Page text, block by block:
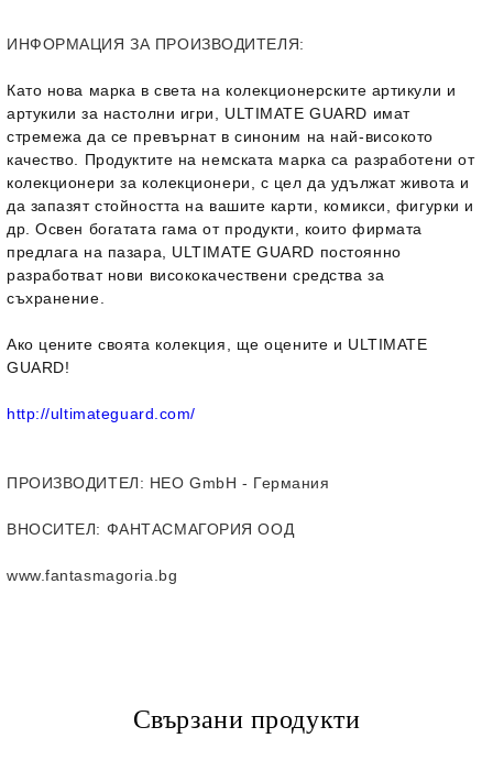
ИНФОРМАЦИЯ ЗА ПРОИЗВОДИТЕЛЯ:
Като нова марка в света на колекционерските артикули и
артукили за настолни игри, ULTIMATE GUARD имат
стремежа да се превърнат в синоним на най-високото
качество. Продуктите на немската марка са разработени от
колекционери за колекционери, с цел да удължат живота и
да запазят стойността на вашите карти, комикси, фигурки и
др. Освен богатата гама от продукти, които фирмата
предлага на пазара, ULTIMATE GUARD постоянно
разработват нови висококачествени средства за
съхранение.
Ако цените своята колекция, ще оцените и ULTIMATE
GUARD!
http://ultimateguard.com/
ПРОИЗВОДИТЕЛ: HEO GmbH - Германия
ВНОСИТЕЛ: ФАНТАСМАГОРИЯ ООД
www.fantasmagoria.bg
Свързани продукти